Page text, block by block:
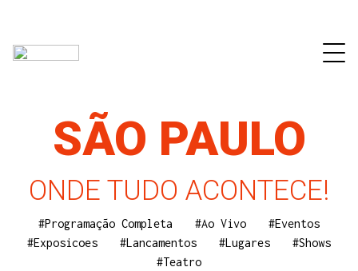
SÃO PAULO
ONDE TUDO ACONTECE!
#Programação Completa #Ao Vivo
#Eventos
#Exposicoes
#Lancamentos #Lugares
#Shows
#Teatro